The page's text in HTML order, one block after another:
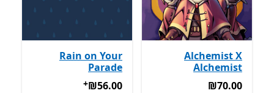
Alchemist X
Alchemist
‪₪70.00‬
‪₪70.00‬
Rain on Your
Parade
‪₪56.00‬מבצעים על רכישת‪₪56.00‬
+